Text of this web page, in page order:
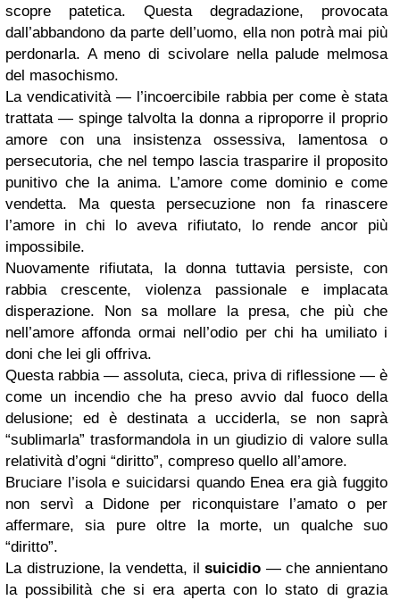
scopre patetica. Questa degradazione, provocata
dall’abbandono da parte dell’uomo, ella non potrà mai più
perdonarla. A meno di scivolare nella palude melmosa
del masochismo.
La vendicatività — l’incoercibile rabbia per come è stata
trattata — spinge talvolta la donna a riproporre il proprio
amore con una insistenza ossessiva, lamentosa o
persecutoria, che nel tempo lascia trasparire il proposito
punitivo che la anima. L’amore come dominio e come
vendetta. Ma questa persecuzione non fa rinascere
l’amore in chi lo aveva rifiutato, lo rende ancor più
impossibile.
Nuovamente rifiutata, la donna tuttavia persiste, con
rabbia crescente, violenza passionale e implacata
disperazione. Non sa mollare la presa, che più che
nell’amore affonda ormai nell’odio per chi ha umiliato i
doni che lei gli offriva.
Questa rabbia — assoluta, cieca, priva di riflessione — è
come un incendio che ha preso avvio dal fuoco della
delusione; ed è destinata a ucciderla, se non saprà
“sublimarla” trasformandola in un giudizio di valore sulla
relatività d’ogni “diritto”, compreso quello all’amore.
Bruciare l’isola e suicidarsi quando Enea era già fuggito
non servì a Didone per riconquistare l’amato o per
affermare, sia pure oltre la morte, un qualche suo
“diritto”.
La distruzione, la vendetta, ilsuicidio — che annientano
la possibilità che si era aperta con lo stato di grazia